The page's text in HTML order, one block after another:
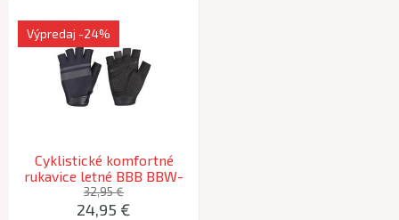
Cyklistické komfortné
rukavice letné BBB BBW-
59 HIGHCOMFORT 2.0
čierna M
Výpredaj -24%
32,95 €
24,95 €